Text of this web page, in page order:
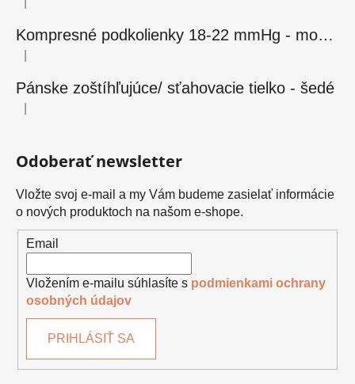
Hodnotenie produktu je 5 z 5 hviezdičiek.
Kompresné podkolienky 18-22 mmHg - modré
Hodnotenie produktu je 5 z 5 hviezdičiek.
Pánske zoštíhľujúce/ sťahovacie tielko - šedé
Hodnotenie produktu je 5 z 5 hviezdičiek.
Odoberať newsletter
Vložte svoj e-mail a my Vám budeme zasielať informácie
o nových produktoch na našom e-shope.
Email
Vložením e-mailu súhlasíte s podmienkami ochrany
osobných údajov
PRIHLÁSIŤ SA